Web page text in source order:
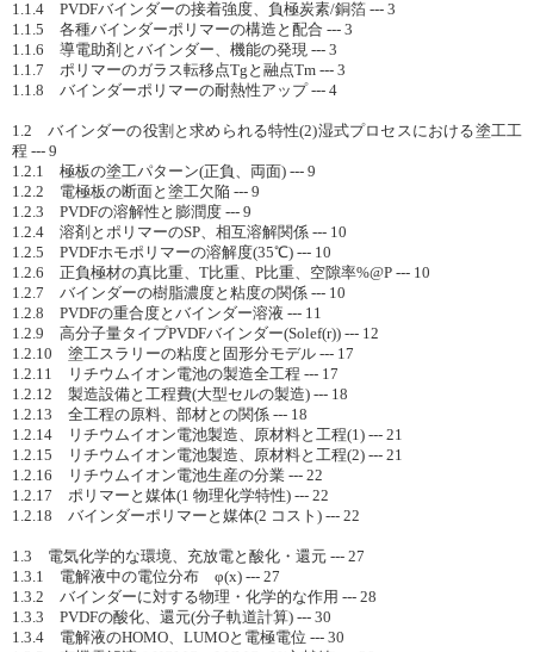
1.1.4 PVDFバインダーの接着強度、負極炭素/銅箔 --- 3
1.1.5 各種バインダーポリマーの構造と配合 --- 3
1.1.6 導電助剤とバインダー、機能の発現 --- 3
1.1.7 ポリマーのガラス転移点Tgと融点Tm --- 3
1.1.8 バインダーポリマーの耐熱性アップ --- 4
1.2 バインダーの役割と求められる特性(2)湿式プロセスにおける塗工工
程 --- 9
1.2.1 極板の塗工パターン(正負、両面) --- 9
1.2.2 電極板の断面と塗工欠陥 --- 9
1.2.3 PVDFの溶解性と膨潤度 --- 9
1.2.4 溶剤とポリマーのSP、相互溶解関係 --- 10
1.2.5 PVDFホモポリマーの溶解度(35℃) --- 10
1.2.6 正負極材の真比重、T比重、P比重、空隙率%@P --- 10
1.2.7 バインダーの樹脂濃度と粘度の関係 --- 10
1.2.8 PVDFの重合度とバインダー溶液 --- 11
1.2.9 高分子量タイプPVDFバインダー(Solef(r)) --- 12
1.2.10 塗工スラリーの粘度と固形分モデル --- 17
1.2.11 リチウムイオン電池の製造全工程 --- 17
1.2.12 製造設備と工程費(大型セルの製造) --- 18
1.2.13 全工程の原料、部材との関係 --- 18
1.2.14 リチウムイオン電池製造、原材料と工程(1) --- 21
1.2.15 リチウムイオン電池製造、原材料と工程(2) --- 21
1.2.16 リチウムイオン電池生産の分業 --- 22
1.2.17 ポリマーと媒体(1 物理化学特性) --- 22
1.2.18 バインダーポリマーと媒体(2 コスト) --- 22
1.3 電気化学的な環境、充放電と酸化・還元 --- 27
1.3.1 電解液中の電位分布 φ(x) --- 27
1.3.2 バインダーに対する物理・化学的な作用 --- 28
1.3.3 PVDFの酸化、還元(分子軌道計算) --- 30
1.3.4 電解液のHOMO、LUMOと電極電位 --- 30